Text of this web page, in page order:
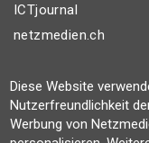
ICTjournal
netzmedien.ch
Impressum
AGB
Diese Website
Nutzerfreundlichkeit
Werbung von